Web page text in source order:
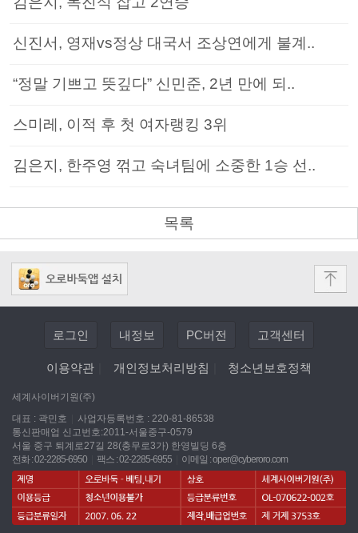
신진서, 영재vs정상 대국서 조상연에게 불계..
“정말 기쁘고 뜻깊다” 신민준, 2년 만에 되..
스미레, 이적 후 첫 여자랭킹 3위
김은지, 한주영 꺾고 숙녀팀에 소중한 1승 선..
목록
로그인 내정보 PC버전 고객센터
이용약관 개인정보처리방침 청소년보호정책
세계사이버기원(주)
대표 : 곽민호
사업자등록번호 : 220-81-86538
통신판매업 신고번호:2011-서울중구-0579
서울 중구 퇴계로27길 28(충무로3가) 한영빌딩 6층
전화 : 02-2285-6950
팩스 : 02-2285-6955 이메일 :oper@cyberoro.com